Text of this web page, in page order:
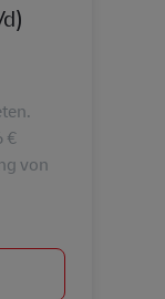
€
von